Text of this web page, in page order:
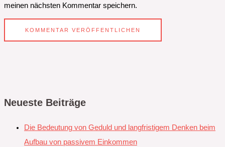
meinen nächsten Kommentar speichern.
Neueste Beiträge
Die Bedeutung von Geduld und langfristigem Denken beim
Aufbau von passivem Einkommen